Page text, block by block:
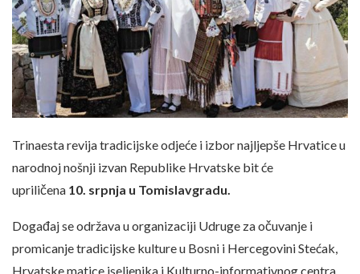
Trinaesta revija tradicijske odjeće i izbor najljepše Hrvatice u
narodnoj nošnji izvan Republike Hrvatske bit će
upriličena 10. srpnja u Tomislavgradu.
Događaj se održava u organizaciji Udruge za očuvanje i
promicanje tradicijske kulture u Bosni i Hercegovini Stećak,
Hrvatske matice iseljenika i Kulturno-informativnog centra